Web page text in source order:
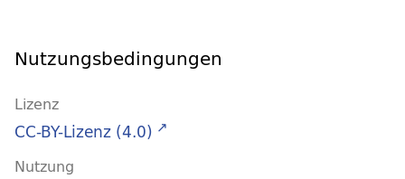
Nutzungsbedingungen
Lizenz
CC-BY-Lizenz (4.0)
Nutzung